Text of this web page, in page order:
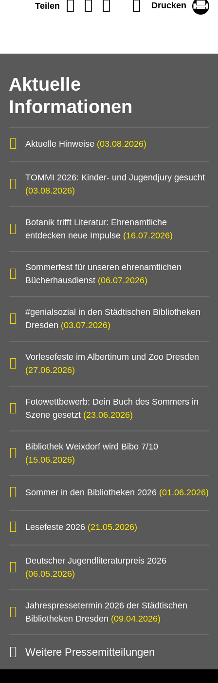
Teilen Drucken
Aktuelle
Informationen
Aktuelle Hinweise (03.08.2026)
TOMMI 2026: Kinder- und Jugendjury gesucht
(03.08.2026)
Botanik trifft Literatur: Ehrenamtliche
entdecken neue Impulse (16.07.2026)
Sommerfest für unseren ehrenamtlichen
Bücherhausdienst (06.07.2026)
#genialsozial in den Städtischen Bibliotheken
Dresden (03.07.2026)
Vorlesefeste im Albertinum und Zoo Dresden
(27.06.2026)
Fotowettbewerb: Dein Buch des Sommers in
Szene gesetzt (23.06.2026)
Bibliothek Weixdorf wird Bibo 7/10
(15.06.2026)
Sommer in den Bibliotheken 2026 (01.06.2026)
Lesefeste 2026 (21.05.2026)
Deutscher Jugendliteraturpreis 2026
(06.05.2026)
Jahrespressetermin 2026 der Städtischen
Bibliotheken Dresden (09.04.2026)
Weitere Pressemitteilungen